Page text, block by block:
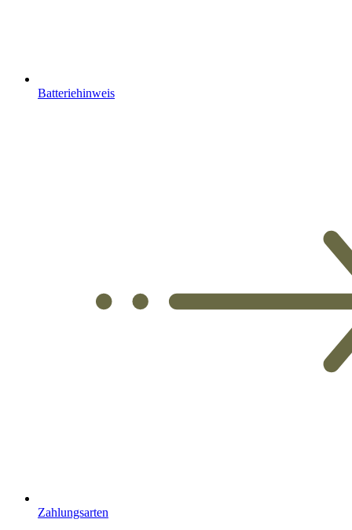
Batteriehinweis
Zahlungsarten